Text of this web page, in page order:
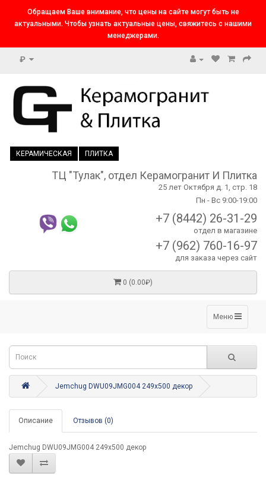
Обращаем Ваше внимание, что цены на сайте могут быть не
актуальными. Чтобы узнать актуальные цены, свяжитесь с нашими
менеджерами.
₽
КЕРАМИЧЕСКАЯ ПЛИТКА
ТЦ "Тулак", отдел Керамогранит И Плитка
25 лет Октября д. 1, стр. 18
Пн - Вс 9:00-19:00
+7 (8442) 26-31-29
отдел в магазине
+7 (962) 760-16-97
для заказа через сайт
0 (0.00₽)
Меню
Jemchug DWU09JMG004 249x500 декор
Описание Отзывов (0)
Jemchug DWU09JMG004 249x500 декор